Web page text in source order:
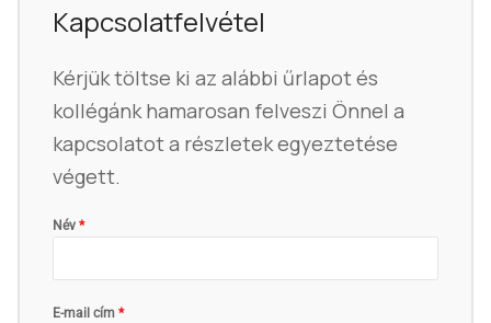
Kapcsolatfelvétel
Kérjük töltse ki az alábbi űrlapot és
kollégánk hamarosan felveszi Önnel a
kapcsolatot a részletek egyeztetése
végett.
Név*
E-mail cím*